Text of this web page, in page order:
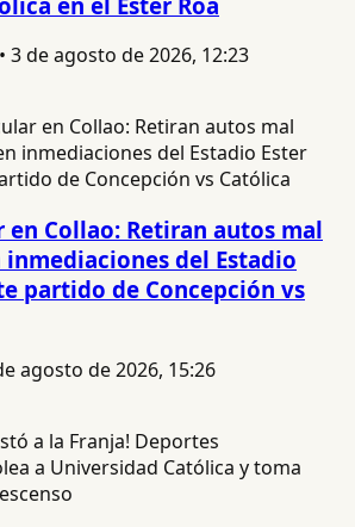
• 3 de agosto de 2026, 12:23
en Collao: Retiran autos mal
del Estadio
partido de Concepción vs
agosto de 2026, 15:26